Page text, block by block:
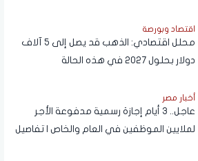
اقتصاد وبورصة
محلل اقتصادي: الذهب قد يصل إلى 5 آلاف
دولار بحلول 2027 في هذه الحالة
أخبار مصر
عاجل.. 3 أيام إجازة رسمية مدفوعة الأجر
لملايين الموظفين في العام والخاص | تفاصيل